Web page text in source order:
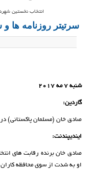
انتخاب نخستین
سرتیتر روزنامه ها و
شنبه 7 مه 2017
گاردین:
صادق خان (مسلمان پاکستانی) در
ایندیپندنت:
صادق خان برنده رقابت های
او به شدت از سوی محافظه